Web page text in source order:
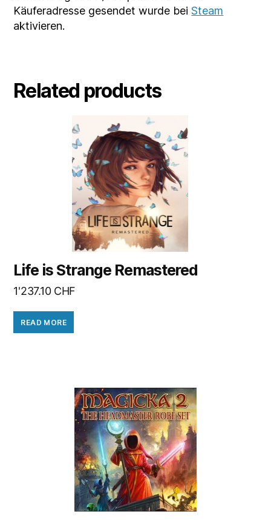
Käuferadresse gesendet wurde beiSteam
aktivieren.
Related products
Life is Strange Remastered
1'237.10 CHF
READ MORE